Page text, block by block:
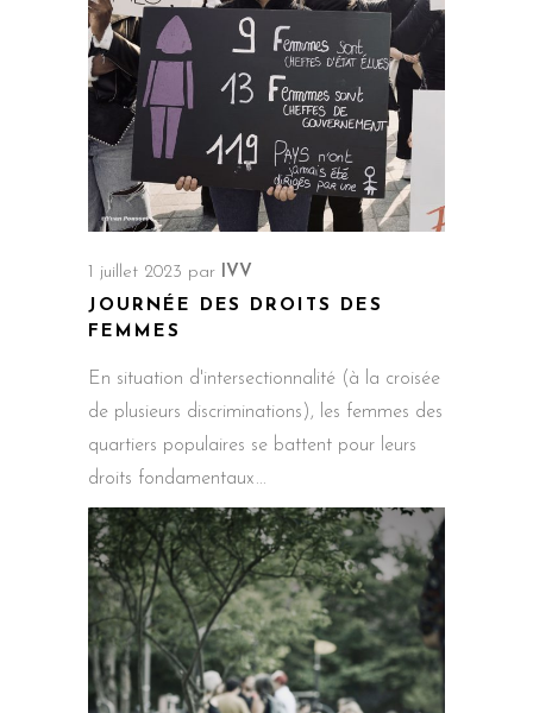
1 juillet 2023 par IVV
JOURNÉE DES DROITS DES
FEMMES
En situation d'intersectionnalité (à la croisée
de plusieurs discriminations), les femmes des
quartiers populaires se battent pour leurs
droits fondamentaux